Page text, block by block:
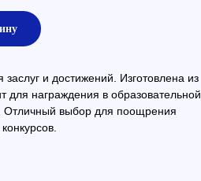
и достижений. Изготовлена из
для награждения в образовательной,
Отличный выбор для поощрения